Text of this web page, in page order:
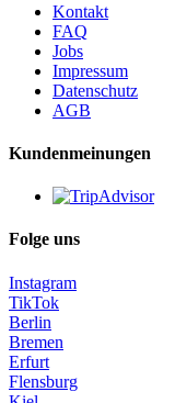
Kontakt
FAQ
Jobs
Impressum
Datenschutz
AGB
Kundenmeinungen
Folge uns
Instagram
TikTok
Berlin
Bremen
Erfurt
Flensburg